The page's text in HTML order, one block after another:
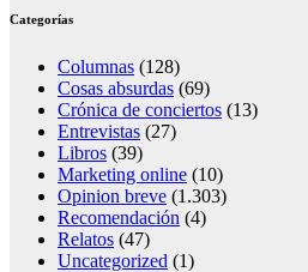
Categorías
Columnas (128)
Cosas absurdas (69)
Crónica de conciertos (13)
Entrevistas (27)
Libros (39)
Marketing online (10)
Opinion breve (1.303)
Recomendación (4)
Relatos (47)
Uncategorized (1)